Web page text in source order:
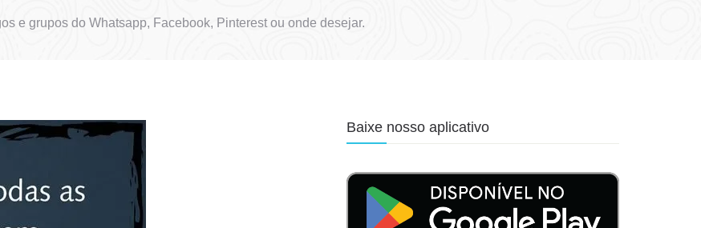
e grupos do Whatsapp, Facebook, Pinterest ou onde desejar.
Baixe nosso aplicativo